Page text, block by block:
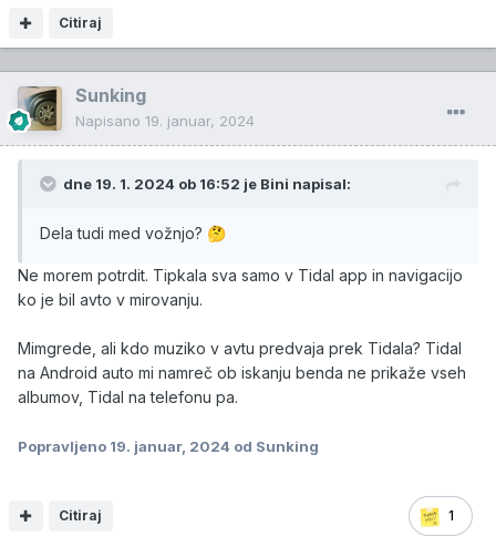
Citiraj
Sunking
Napisano 19. januar, 2024
dne 19. 1. 2024 ob 16:52 je Bini napisal:
Dela tudi med vožnjo? 🤔
Ne morem potrdit. Tipkala sva samo v Tidal app in navigacijo
ko je bil avto v mirovanju.
Mimgrede, ali kdo muziko v avtu predvaja prek Tidala? Tidal
na Android auto mi namreč ob iskanju benda ne prikaže vseh
albumov, Tidal na telefonu pa.
Popravljeno 19. januar, 2024 od Sunking
1
Citiraj